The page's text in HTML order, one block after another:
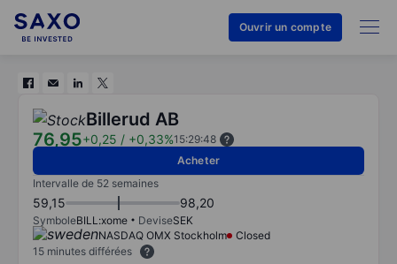
Ouvrir un compte
Billerud AB
76,95+0,25 / +0,33%15:29:48
Acheter
Intervalle de 52 semaines
59,15 98,20
SymboleBILL:xome DeviseSEK
NASDAQ OMX Stockholm
Closed
15 minutes différées